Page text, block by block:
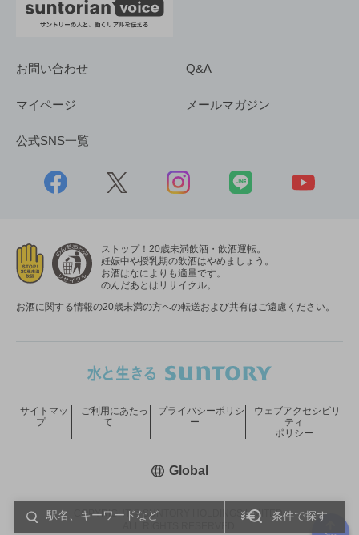
条件で探す
お問い合わせ Q&A
マイページ メールマガジン
公式SNS一覧
ストップ！20歳未満飲酒・飲酒運転。
妊娠中や授乳期の飲酒はやめましょう。
お酒はなによりも適量です。
のんだあとはリサイクル。
お酒に関する情報の20歳未満の方への転送および共有はご遠慮ください。
COPYRIGHT © SUNTORY HOLDINGS LIMITED.
サイトマッ
プ
ご利用にあたっ
て
プライバシーポリシ
ー
ウェブアクセシビリ
ティ
ポリシー
Global新しいウィンドウで開く